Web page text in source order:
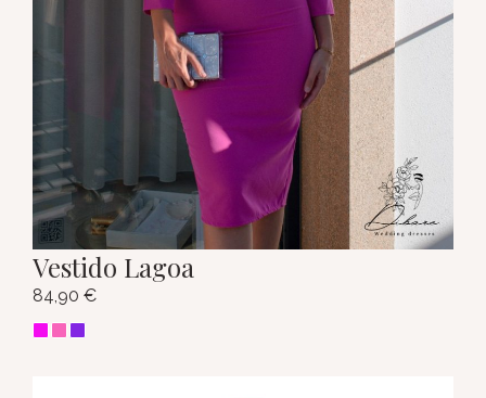
Vestido Lagoa
84,90 €